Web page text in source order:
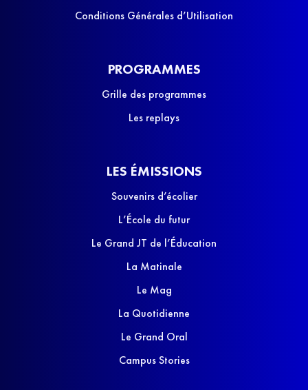
Conditions Générales d’Utilisation
PROGRAMMES
Grille des programmes
Les replays
LES ÉMISSIONS
Souvenirs d’écolier
L’École du futur
Le Grand JT de l’Éducation
La Matinale
Le Mag
La Quotidienne
Le Grand Oral
Campus Stories